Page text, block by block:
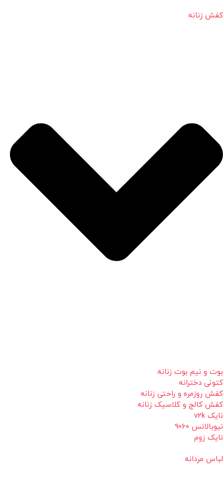
کفش زنانه
بوت و نیم بوت زنانه
کتونی دخترانه
کفش روزمره و راحتی زنانه
کفش کالج و کلاسیک زنانه
نایک v2k
نیوبالانس 9060
نایک زوم
لباس مردانه